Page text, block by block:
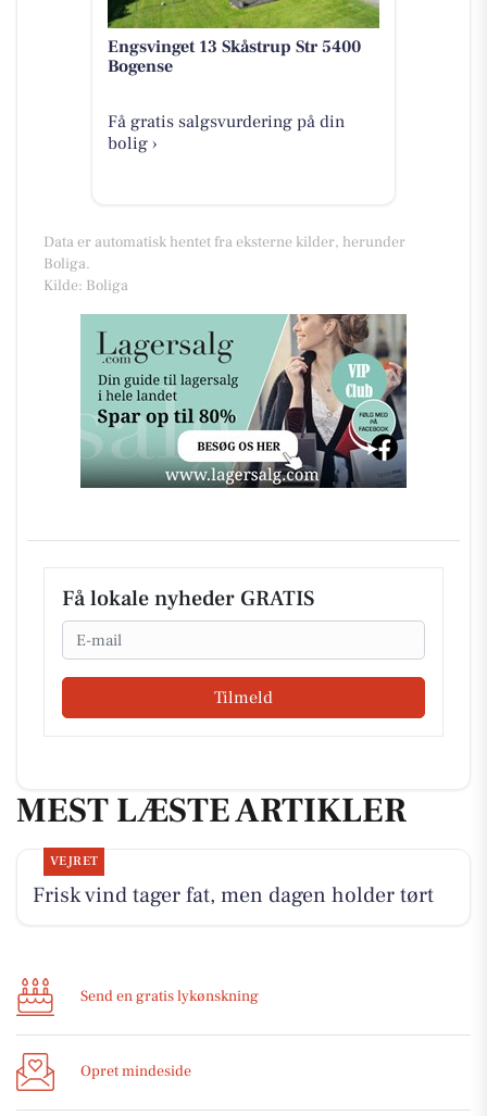
Engsvinget 13 Skåstrup Str 5400
Bogense
Få gratis salgsvurdering på din
bolig ›
Data er automatisk hentet fra eksterne kilder, herunder
Boliga.
Kilde: Boliga
Få lokale nyheder GRATIS
Email
Tilmeld
MEST LÆSTE ARTIKLER
VEJRET
Frisk vind tager fat, men dagen holder tørt
Send en gratis lykønskning
Opret mindeside